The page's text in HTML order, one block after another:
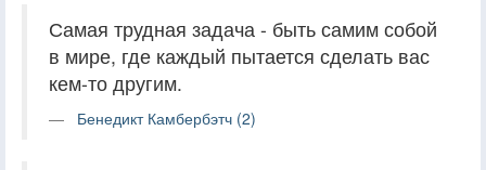
Самая трудная задача - быть самим собой
в мире, где каждый пытается сделать вас
кем-то другим.
Бенедикт Камбербэтч (2)